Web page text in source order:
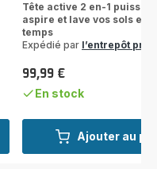
Ajouter au
Tête active 2 en-1
aspire et lave vos sols en
temps
Expédié par l’entrepôt
Prix
99,99 €
En stock